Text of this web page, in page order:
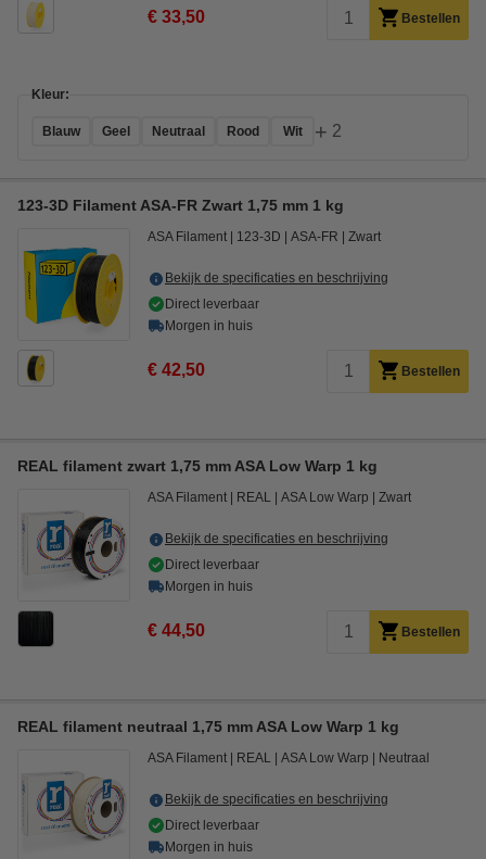
€ 33,50 Bestellen
Kleur:
Blauw Geel Neutraal Rood Wit + 2
123-3D Filament ASA-FR Zwart 1,75 mm 1 kg
ASA Filament 123-3D ASA-FR Zwart
Bekijk de specificaties en beschrijving
Direct leverbaar
Morgen in huis
€ 42,50 Bestellen
REAL filament zwart 1,75 mm ASA Low Warp 1 kg
ASA Filament REAL ASA Low Warp Zwart
Bekijk de specificaties en beschrijving
Direct leverbaar
Morgen in huis
€ 44,50 Bestellen
REAL filament neutraal 1,75 mm ASA Low Warp 1 kg
ASA Filament REAL ASA Low Warp Neutraal
Bekijk de specificaties en beschrijving
Direct leverbaar
Morgen in huis